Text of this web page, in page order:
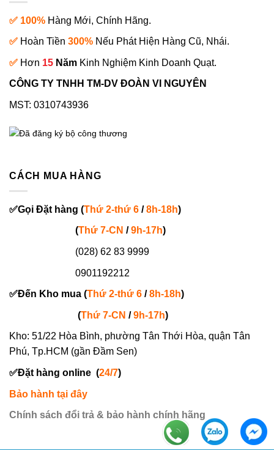
✅ 100% Hàng Mới, Chính Hãng.
✅ Hoàn Tiền 300% Nếu Phát Hiện Hàng Cũ, Nhái.
✅ Hơn 15 Năm Kinh Nghiệm Kinh Doanh Quạt.
CÔNG TY TNHH TM-DV ĐOÀN VI NGUYÊN
MST: 0310743936
CÁCH MUA HÀNG
✅Gọi Đặt hàng (Thứ 2-thứ 6 /8h-18h)
(Thứ 7-CN /9h-17h)
(028) 62 83 9999
0901192212
✅Đến Kho mua (Thứ 2-thứ 6 /8h-18h)
(Thứ 7-CN /9h-17h)
Kho: 51/22 Hòa Bình, phường Tân Thới Hòa, quận Tân
Phú, Tp.HCM (gần Đầm Sen)
✅Đặt hàng online (24/7)
Bảo hành tại đây
Chính sách đổi trả & bảo hành chính hãng